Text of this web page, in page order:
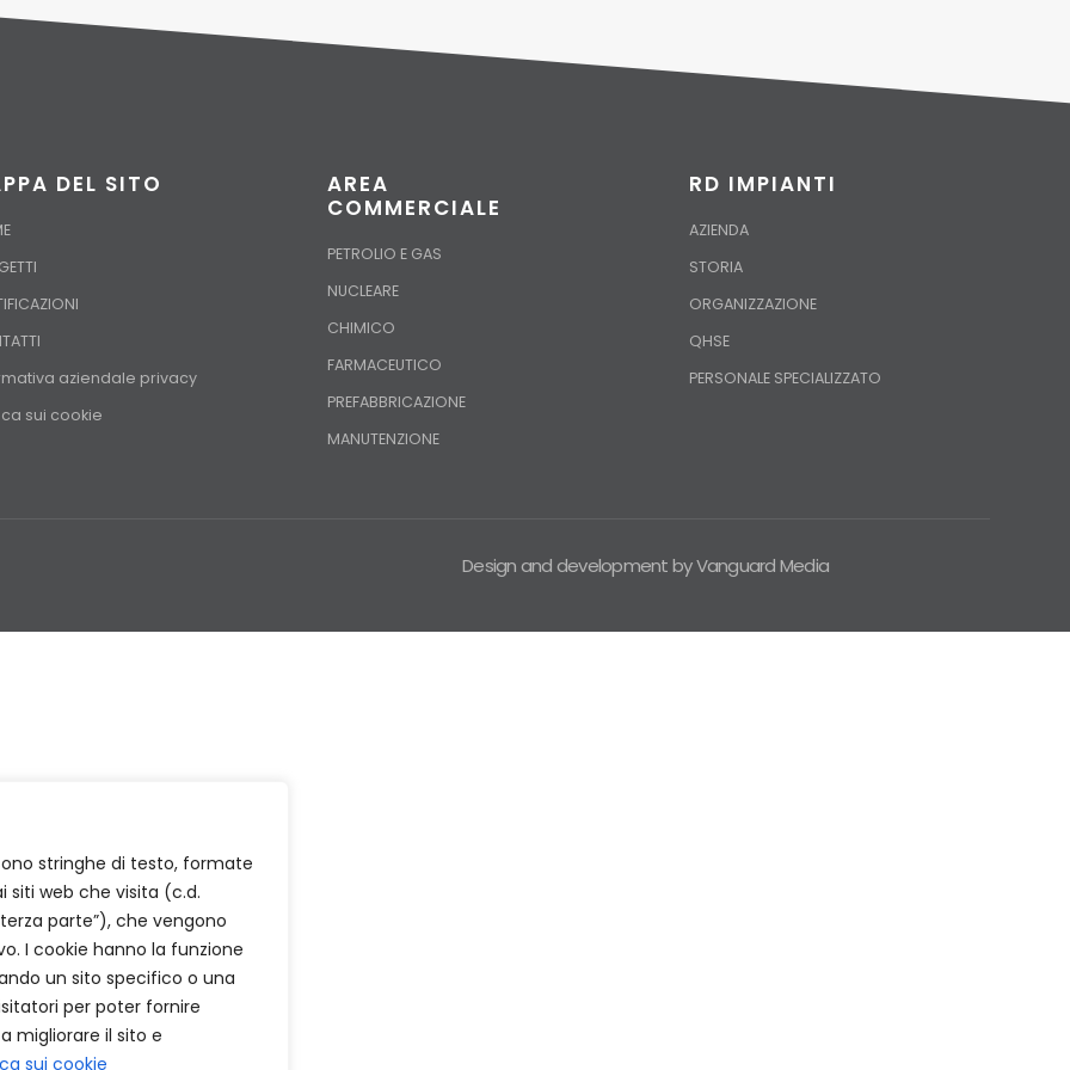
stringhe di testo, formate
siti web che visita (c.d.
parte”), che vengono
I cookie hanno la funzione
un sito specifico o una
per poter fornire
migliorare il sito e
sui cookie
DEL SITO
aziendale privacy
sui cookie
AREA
COMMERCIALE
PETROLIO E GAS
NUCLEARE
CHIMICO
FARMACEUTICO
PREFABBRICAZIONE
MANUTENZIONE
RD IMPIANTI
AZIENDA
STORIA
ORGANIZZAZIONE
QHSE
PERSONALE SPECIALIZZATO
Design and development by Vanguard Media